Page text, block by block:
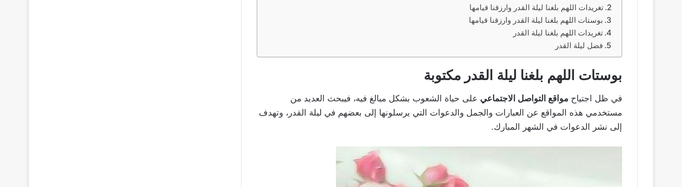
تغريدات اللهم بلغنا ليلة القدر وارزقنا قيامها
بوستات اللهم بلغنا ليلة القدر وارزقنا قيامها
تغريدات اللهم بلغنا ليلة القدر
فضل ليلة القدر
بوستات اللهم بلغنا ليلة القدر مكتوبة
في ظل اجتياح مواقع التواصل الاجتماعي على حياة الشعوب بشكل مبالغ فيه، فيبحث العديد من
مستخدمي هذه المواقع عن العبارات والجمل والدعوات التي يرسلونها إلى بعضهم في ليلة القدر، وتهدف
إلى نشر الدعوات في الشهر المبارك.